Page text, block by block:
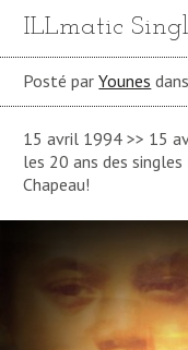
ILLmatic
Posté parYounes
15 avril 1994 >> 15
les 20 ans des
Chapeau!